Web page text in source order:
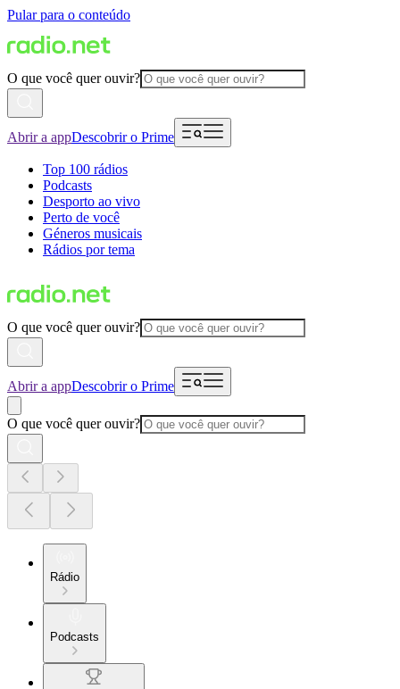
Pular para o conteúdo
O que você quer ouvir?
Abrir a appDescobrir o Prime
Top 100 rádios
Podcasts
Desporto ao vivo
Perto de você
Géneros musicais
Rádios por tema
O que você quer ouvir?
Abrir a appDescobrir o Prime
O que você quer ouvir?
Rádio
Podcasts